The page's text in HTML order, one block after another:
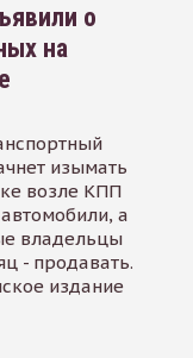
о
на
изымать
возле КПП
а
владельцы
- продавать.
издание